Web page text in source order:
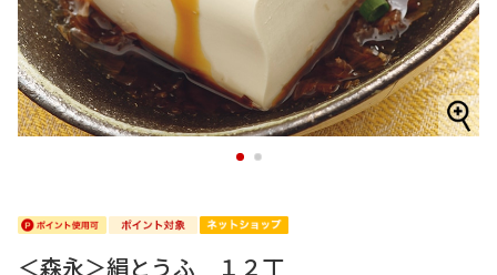
1 2
＜森永＞絹とうふ １２丁